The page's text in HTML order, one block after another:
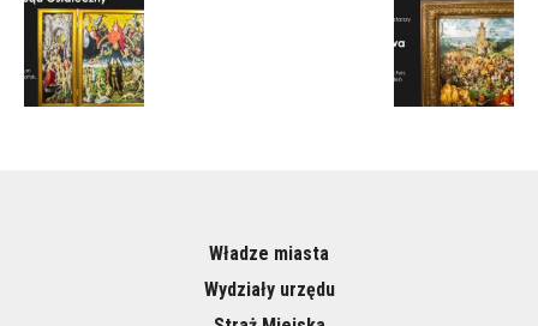
Władze miasta
Wydziały urzędu